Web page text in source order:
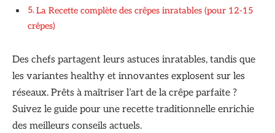
La Recette complète des crêpes inratables (pour 12-15
crêpes)
Des chefs partagent leurs astuces inratables, tandis que
les variantes healthy et innovantes explosent sur les
réseaux. Prêts à maîtriser l’art de la crêpe parfaite ?
Suivez le guide pour une recette traditionnelle enrichie
des meilleurs conseils actuels.